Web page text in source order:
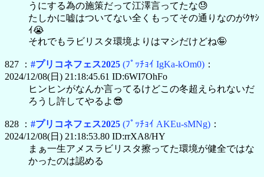
うにする為の施策だって江澤言ってたな😓
たしかに嘘はついてない全くもってその通りなのがｸﾔｼ
ｲ😭
それでもラビリスタ環境よりはマシだけどね🤪
827 ： #プリコネフェス2025 (ﾌﾟｯﾁｮｲ IgKa-kOm0) ：
2024/12/08(日) 21:18:45.61 ID:6WI7OhFo
ヒンヒンがなんか言ってるけどこの冬超えられないだ
ろうし許してやるよ😎
828 ： #プリコネフェス2025 (ﾌﾟｯﾁｮｲ AKEu-sMNg) ：
2024/12/08(日) 21:18:53.80 ID:rrXA8/HY
まぁ一生アメスラビリスタ擦ってた環境が健全ではな
かったのは認める